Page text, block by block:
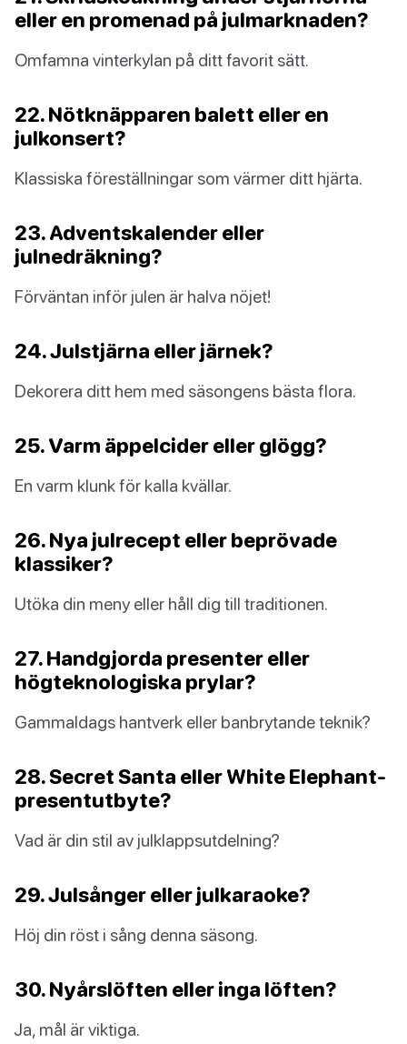
eller en promenad på julmarknaden?
Omfamna vinterkylan på ditt favorit sätt.
22. Nötknäpparen balett eller en
julkonsert?
Klassiska föreställningar som värmer ditt hjärta.
23. Adventskalender eller
julnedräkning?
Förväntan inför julen är halva nöjet!
24. Julstjärna eller järnek?
Dekorera ditt hem med säsongens bästa flora.
25. Varm äppelcider eller glögg?
En varm klunk för kalla kvällar.
26. Nya julrecept eller beprövade
klassiker?
Utöka din meny eller håll dig till traditionen.
27. Handgjorda presenter eller
högteknologiska prylar?
Gammaldags hantverk eller banbrytande teknik?
28. Secret Santa eller White Elephant-
presentutbyte?
Vad är din stil av julklappsutdelning?
29. Julsånger eller julkaraoke?
Höj din röst i sång denna säsong.
30. Nyårslöften eller inga löften?
Ja, mål är viktiga.